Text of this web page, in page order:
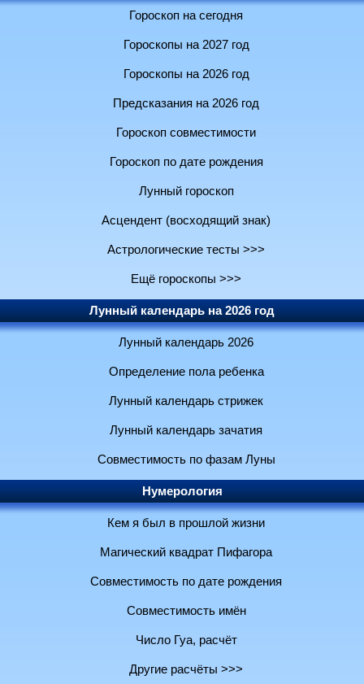
Гороскоп на сегодня
Гороскопы на 2027 год
Гороскопы на 2026 год
Предсказания на 2026 год
Гороскоп совместимости
Гороскоп по дате рождения
Лунный гороскоп
Асцендент (восходящий знак)
Астрологические тесты >>>
Ещё гороскопы >>>
Лунный календарь на 2026 год
Лунный календарь 2026
Определение пола ребенка
Лунный календарь стрижек
Лунный календарь зачатия
Совместимость по фазам Луны
Нумерология
Кем я был в прошлой жизни
Магический квадрат Пифагора
Совместимость по дате рождения
Совместимость имён
Число Гуа, расчёт
Другие расчёты >>>